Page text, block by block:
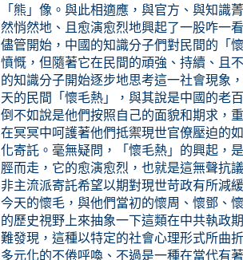
「熊」像。與此相適應，與官方、與知識
然悄然地、且愈演愈烈地興起了一股咋一
儘管開始，中國的知識分子們對民間的「
憤慨，但隨著它在民間的頑強、持續、且
的知識分子開始逐步地思考這一社會現象
天的民間「懷毛熱」，與其說是中國的老
倒不如說是他們按照自己的面貌和期求，
在冥冥中呵護著他們抵禦現世官僚壓迫的
化寄託。毫無疑問，「懷毛熱」的興起，
脛而走，它的愈演愈烈，也就是這無聲抗
非主流派寄託希望以期對現世苛政有所減
今天的懷毛，與他們當初的懷周、懷鄧、
的歷史視野上來抽象一下這類在中共執政
難發現，這種以特定的社會心理形式所曲
多元化的不倦呼喚、不過是一種在當代有